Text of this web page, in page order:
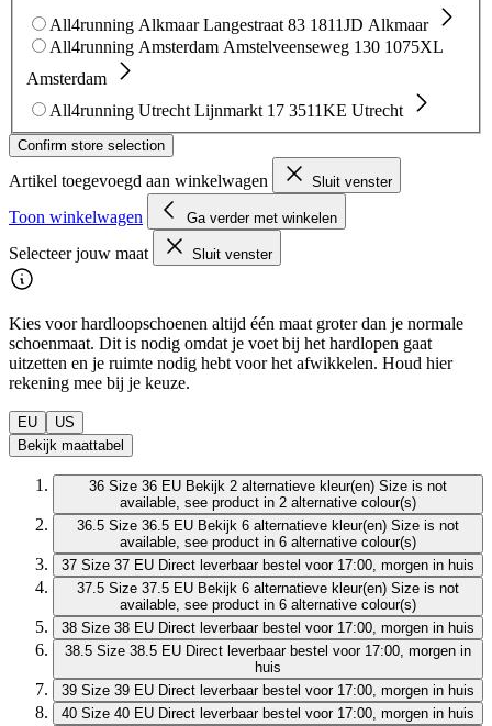
All4running Alkmaar Langestraat 83 1811JD Alkmaar
All4running Amsterdam Amstelveenseweg 130 1075XL
Amsterdam
All4running Utrecht Lijnmarkt 17 3511KE Utrecht
Confirm store selection
Artikel toegevoegd aan winkelwagen Sluit venster
Toon winkelwagen Ga verder met winkelen
Selecteer jouw maat Sluit venster
Kies voor hardloopschoenen altijd één maat groter dan je normale
schoenmaat. Dit is nodig omdat je voet bij het hardlopen gaat
uitzetten en je ruimte nodig hebt voor het afwikkelen. Houd hier
rekening mee bij je keuze.
EU
US
Bekijk maattabel
36 Size 36 EU Bekijk 2 alternatieve kleur(en) Size is not
available, see product in 2 alternative colour(s)
36.5 Size 36.5 EU Bekijk 6 alternatieve kleur(en) Size is not
available, see product in 6 alternative colour(s)
37 Size 37 EU Direct leverbaar bestel voor 17:00, morgen in huis
37.5 Size 37.5 EU Bekijk 6 alternatieve kleur(en) Size is not
available, see product in 6 alternative colour(s)
38 Size 38 EU Direct leverbaar bestel voor 17:00, morgen in huis
38.5 Size 38.5 EU Direct leverbaar bestel voor 17:00, morgen in
huis
39 Size 39 EU Direct leverbaar bestel voor 17:00, morgen in huis
40 Size 40 EU Direct leverbaar bestel voor 17:00, morgen in huis